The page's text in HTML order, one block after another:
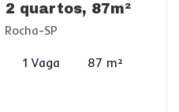
2 quartos, 87m²
SP
1 Vaga 87 m²